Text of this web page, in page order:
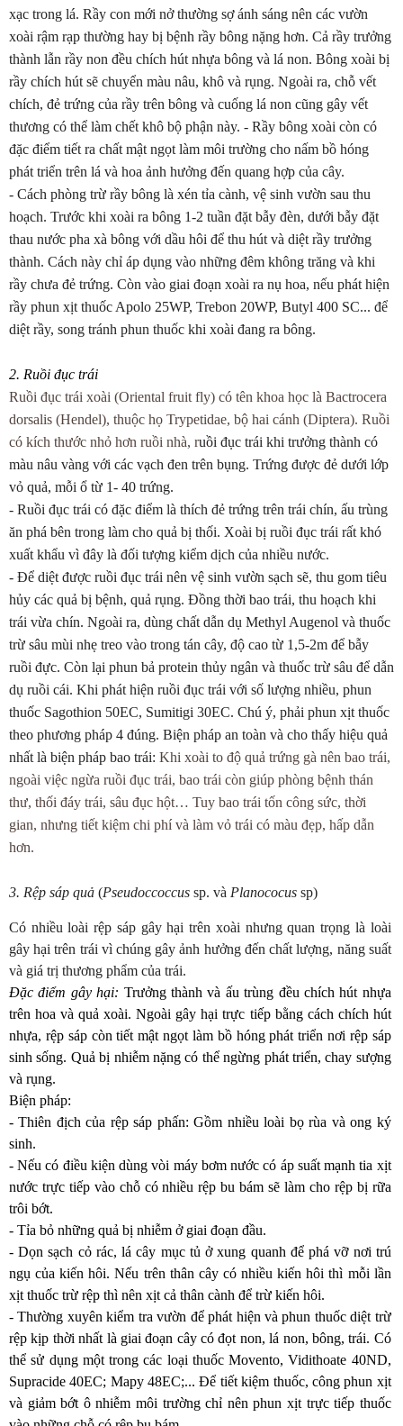
xạc trong lá. Rầy con mới nở thường sợ ánh sáng nên các vườn
xoài rậm rạp thường hay bị bệnh rầy bông nặng hơn. Cả rầy trưởng
thành lẫn rầy non đều chích hút nhựa bông và lá non. Bông xoài bị
rầy chích hút sẽ chuyển màu nâu, khô và rụng. Ngoài ra, chỗ vết
chích, đẻ trứng của rầy trên bông và cuống lá non cũng gây vết
thương có thể làm chết khô bộ phận này. - Rầy bông xoài còn có
đặc điểm tiết ra chất mật ngọt làm môi trường cho nấm bồ hóng
phát triển trên lá và hoa ảnh hưởng đến quang hợp của cây.
- Cách phòng trừ rầy bông là xén tỉa cành, vệ sinh vườn sau thu
hoạch. Trước khi xoài ra bông 1-2 tuần đặt bẫy đèn, dưới bẫy đặt
thau nước pha xà bông với dầu hôi để thu hút và diệt rầy trưởng
thành. Cách này chỉ áp dụng vào những đêm không trăng và khi
rầy chưa đẻ trứng. Còn vào giai đoạn xoài ra nụ hoa, nếu phát hiện
rầy phun xịt thuốc Apolo 25WP, Trebon 20WP, Butyl 400 SC... để
diệt rầy, song tránh phun thuốc khi xoài đang ra bông.
2. Ruồi đục trái
Ruồi đục trái xoài (Oriental fruit fly) có tên khoa học là Bactrocera
dorsalis (Hendel), thuộc họ Trypetidae, bộ hai cánh (Diptera). Ruồi
có kích thước nhỏ hơn ruồi nhà, ruồi đục trái khi trưởng thành có
màu nâu vàng với các vạch đen trên bụng. Trứng được đẻ dưới lớp
vỏ quả, mỗi ổ từ 1- 40 trứng.
- Ruồi đục trái có đặc điểm là thích đẻ trứng trên trái chín, ấu trùng
ăn phá bên trong làm cho quả bị thối. Xoài bị ruồi đục trái rất khó
xuất khẩu vì đây là đối tượng kiểm dịch của nhiều nước.
- Để diệt được ruồi đục trái nên vệ sinh vườn sạch sẽ, thu gom tiêu
hủy các quả bị bệnh, quả rụng. Đồng thời bao trái, thu hoạch khi
trái vừa chín. Ngoài ra, dùng chất dẫn dụ Methyl Augenol và thuốc
trừ sâu mùi nhẹ treo vào trong tán cây, độ cao từ 1,5-2m để bẫy
ruồi đực. Còn lại phun bả protein thủy ngân và thuốc trừ sâu để dẫn
dụ ruồi cái. Khi phát hiện ruồi đục trái với số lượng nhiều, phun
thuốc Sagothion 50EC, Sumitigi 30EC. Chú ý, phải phun xịt thuốc
theo phương pháp 4 đúng. Biện pháp an toàn và cho thấy hiệu quả
nhất là biện pháp bao trái: Khi xoài to độ quả trứng gà nên bao trái,
ngoài việc ngừa ruồi đục trái, bao trái còn giúp phòng bệnh thán
thư, thối đáy trái, sâu đục hột… Tuy bao trái tốn công sức, thời
gian, nhưng tiết kiệm chi phí và làm vỏ trái có màu đẹp, hấp dẫn
hơn.
3. Rệp sáp quả (Pseudoccoccus sp. và Planococus sp)
Có nhiều loài rệp sáp gây hại trên xoài nhưng quan trọng là loài
gây hại trên trái vì chúng gây ảnh hưởng đến chất lượng, năng suất
và giá trị thương phẩm của trái.
Đặc điểm gây hại: Trưởng thành và ấu trùng đều chích hút nhựa
trên hoa và quả xoài. Ngoài gây hại trực tiếp bằng cách chích hút
nhựa, rệp sáp còn tiết mật ngọt làm bồ hóng phát triển nơi rệp sáp
sinh sống. Quả bị nhiễm nặng có thể ngừng phát triển, chay sượng
và rụng.
Biện pháp:
-Thiên địch của rệp sáp phấn: Gồm nhiều loài bọ rùa và ong ký
sinh.
-Nếu có điều kiện dùng vòi máy bơm nước có áp suất mạnh tia xịt
nước trực tiếp vào chỗ có nhiều rệp bu bám sẽ làm cho rệp bị rữa
trôi bớt.
- Tỉa bỏ những quả bị nhiễm ở giai đoạn đầu.
-Dọn sạch cỏ rác, lá cây mục tủ ở xung quanh để phá vỡ nơi trú
ngụ của kiến hôi. Nếu trên thân cây có nhiều kiến hôi thì mỗi lần
xịt thuốc trừ rệp thì nên xịt cả thân cành để trừ kiến hôi.
- Thường xuyên kiểm tra vườn để phát hiện và phun thuốc diệt trừ
rệp kịp thời nhất là giai đoạn cây có đọt non, lá non, bông, trái. Có
thể sử dụng một trong các loại thuốc Movento, Vidithoate 40ND,
Supracide 40EC; Mapy 48EC;... Để tiết kiệm thuốc, công phun xịt
và giảm bớt ô nhiễm môi trường chỉ nên phun xịt trực tiếp thuốc